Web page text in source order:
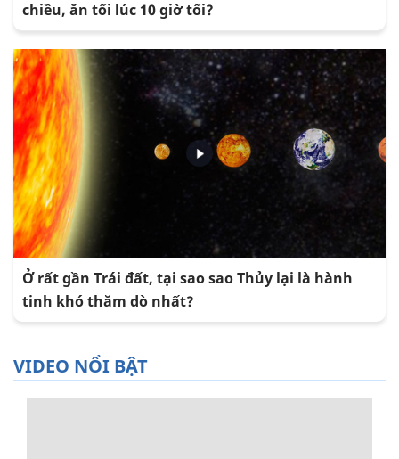
chiều, ăn tối lúc 10 giờ tối?
Ở rất gần Trái đất, tại sao sao Thủy lại là hành
tinh khó thăm dò nhất?
VIDEO NỔI BẬT